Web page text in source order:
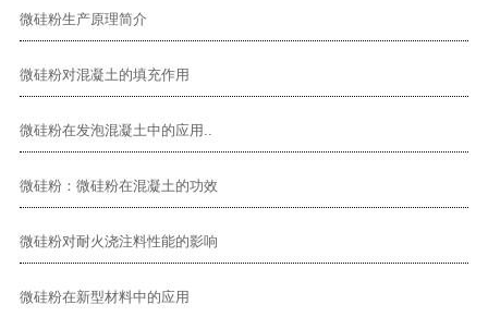
微硅粉生产原理简介
微硅粉对混凝土的填充作用
微硅粉在发泡混凝土中的应用..
微硅粉：微硅粉在混凝土的功效
微硅粉对耐火浇注料性能的影响
微硅粉在新型材料中的应用